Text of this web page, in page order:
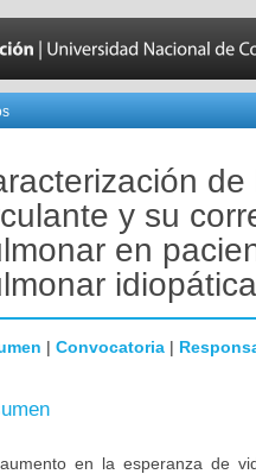
y su
en
| Convocatoria |
en la esperanza de